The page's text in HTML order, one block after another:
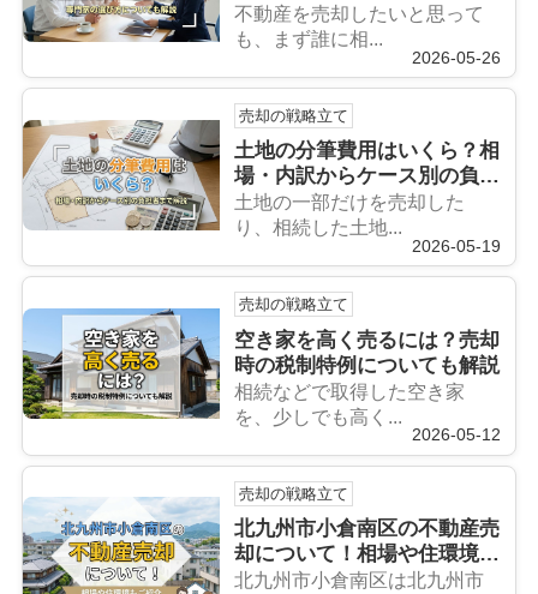
不動産を売却したいと思って
も、まず誰に相...
2026-05-26
売却の戦略立て
土地の分筆費用はいくら？相
場・内訳からケース別の負担
者まで解説
土地の一部だけを売却した
り、相続した土地...
2026-05-19
売却の戦略立て
空き家を高く売るには？売却
時の税制特例についても解説
相続などで取得した空き家
を、少しでも高く...
2026-05-12
売却の戦略立て
北九州市小倉南区の不動産売
却について！相場や住環境も
ご紹介
北九州市小倉南区は北九州市